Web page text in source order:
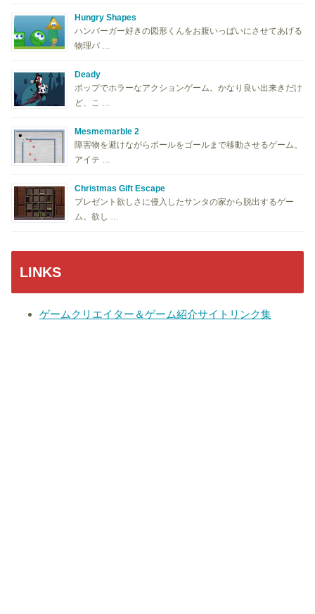
Hungry Shapes
ハンバーガー好きの図形くんをお腹いっぱいにさせてあげる
物理パ …
Deady
ポップでホラーなアクションゲーム。かなり良い出来きだけ
ど、こ …
Mesmemarble 2
障害物を避けながらボールをゴールまで移動させるゲーム。
アイテ …
Christmas Gift Escape
プレゼント欲しさに侵入したサンタの家から脱出するゲー
ム。欲し …
LINKS
ゲームクリエイター＆ゲーム紹介サイトリンク集